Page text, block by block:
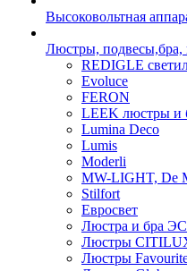
Высоковольтная
Люстры, подвесы,бра,
REDIGLE
Evoluce
FERON
LEEK люстры и
Lumina Deco
Lumis
Moderli
MW-LIGHT, De
Stilfort
Евросвет
Люстра и бра
Люстры
Люстры